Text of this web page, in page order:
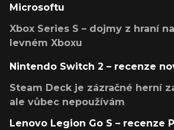
Microsoftu
Xbox Series S – dojmy z hraní
levném Xboxu
Nintendo Switch 2 – recenze
Steam Deck je zázračné herní
ale vůbec nepoužívám
Lenovo Legion Go S – recenze